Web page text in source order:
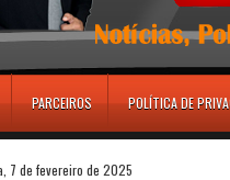
PARCEIROS POLÍTICA DE
7 de fevereiro de 2025